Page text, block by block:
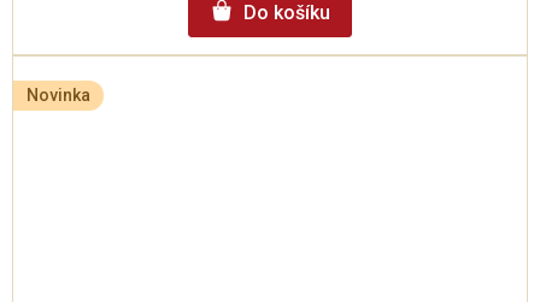
Do košíku
Novinka